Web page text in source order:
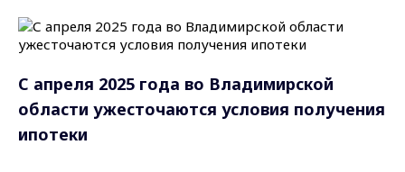
С апреля 2025 года во Владимирской
области ужесточаются условия получения
ипотеки